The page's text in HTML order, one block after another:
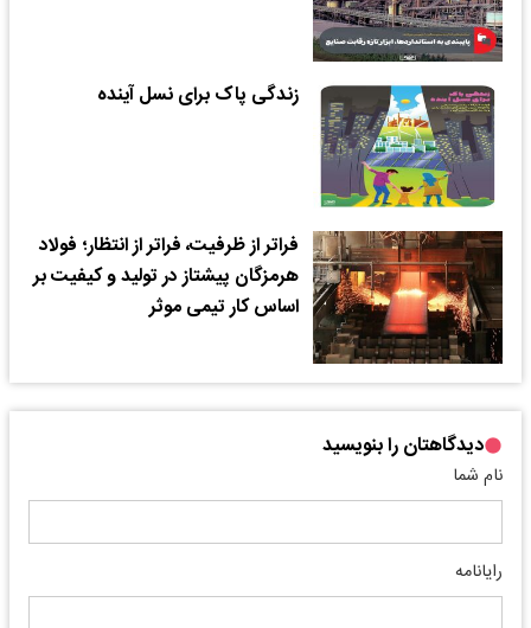
زندگی پاک برای نسل آینده
فراتر از ظرفیت، فراتر از انتظار؛ فولاد
هرمزگان پیشتاز در تولید و کیفیت بر
اساس کار تیمی موثر
دیدگاهتان را بنویسید
نام شما
رایانامه